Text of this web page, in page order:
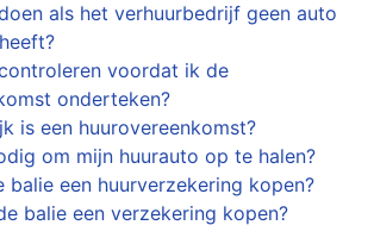
als het verhuurbedrijf geen auto
voordat ik de
onderteken?
is een huurovereenkomst?
om mijn huurauto op te halen?
balie een huurverzekering kopen?
balie een verzekering kopen?